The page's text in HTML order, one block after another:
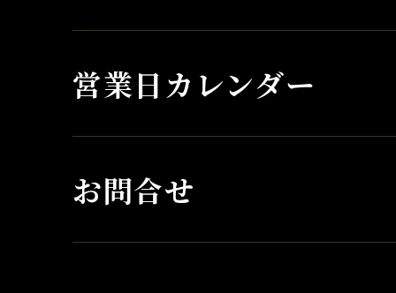
営業日カレンダー
お問合せ